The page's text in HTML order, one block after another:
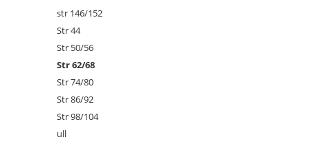
str 146/152
Str 44
Str 50/56
Str 62/68
Str 74/80
Str 86/92
Str 98/104
ull